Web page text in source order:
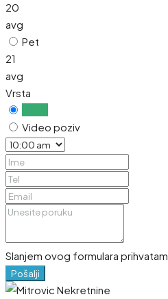
20
avg
Pet
21
avg
Vrsta
Video poziv
Slanjem ovog formulara prihvatam
Pošalji